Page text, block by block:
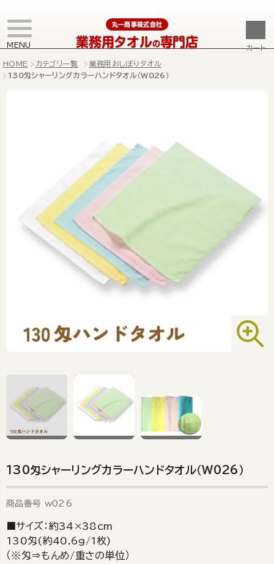
MENU
丸一商事株式会社
業務用タオルの専門店 カート
HOME カテゴリ一覧
業務用おしぼりタオル
130匁シャーリングカラーハンドタオル（W026）
130匁シャーリングカラーハンドタオル（W026）
商品番号 w026
■サイズ：約34×38cm
130匁(約40.6g/1枚)
（※匁⇒もんめ/重さの単位）